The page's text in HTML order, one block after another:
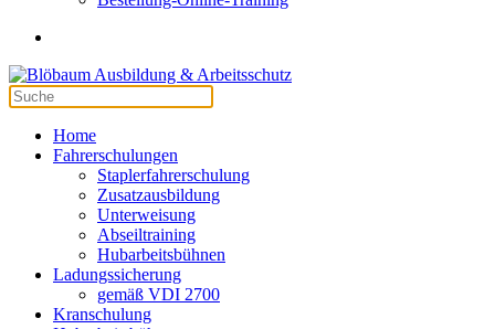
Home
Fahrerschulungen
Staplerfahrerschulung
Zusatzausbildung
Unterweisung
Abseiltraining
Hubarbeitsbühnen
Ladungssicherung
gemäß VDI 2700
Kranschulung